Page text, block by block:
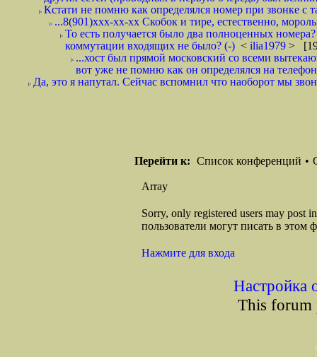
Кстати не помню как определялся номер при звонке с
...8(901)ххх-хх-хх Скобок и тире, естественно,
То есть получается было два полноценных
коммутации входящих не было? (-) < ilia1979 >
...хост был прямой московский со всеми
вот уже не помню как он определялся на
Да, это я напутал. Сейчас вспомнил что наоборот мы
Перейти к: Список конференций •
Array
Sorry, only registered users may post
пользователи могут писать в этом
Нажмите для входа
Настройка
This